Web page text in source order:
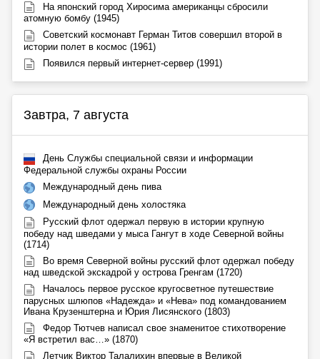
На японский город Хиросима американцы сбросили
атомную бомбу (1945)
Советский космонавт Герман Титов совершил второй в
истории полет в космос (1961)
Появился первый интернет-сервер (1991)
Завтра, 7 августа
День Службы специальной связи и информации
Федеральной службы охраны России
Международный день пива
Международный день холостяка
Русский флот одержал первую в истории крупную
победу над шведами у мыса Гангут в ходе Северной войны
(1714)
Во время Северной войны русский флот одержал победу
над шведской экскадрой у острова Гренгам (1720)
Началось первое русское кругосветное путешествие
парусных шлюпов «Надежда» и «Нева» под командованием
Ивана Крузенштерна и Юрия Лисянского (1803)
Федор Тютчев написал свое знаменитое стихотворение
«Я встретил вас…» (1870)
Летчик Виктор Талалихин впервые в Великой